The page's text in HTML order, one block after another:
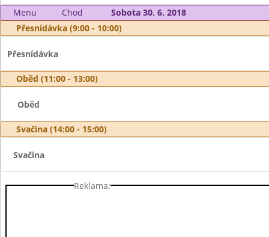
Menu
Chod
Sobota 30. 6. 2018
Přesnídávka (9:00 - 10:00)
Přesnídávka
Oběd (11:00 - 13:00)
Oběd
Svačina (14:00 - 15:00)
Svačina
Reklama: